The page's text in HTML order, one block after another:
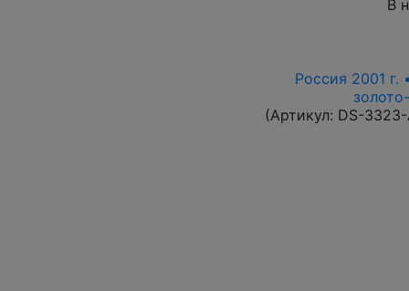
В
Россия 2001 г.
(Артикул: DS-